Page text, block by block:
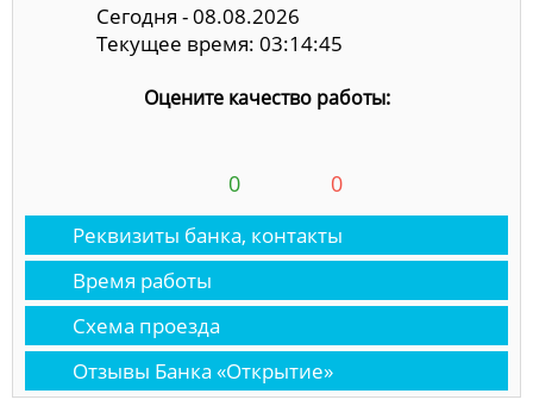
Сегодня - 08.08.2026
Текущее время: 03:14:45
Оцените качество работы:
0 0
Реквизиты банка, контакты
Время работы
Схема проезда
Отзывы Банка «Открытие»